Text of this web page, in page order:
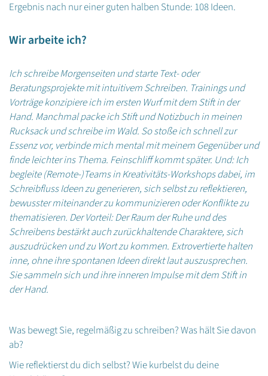
Ergebnis nach nur einer guten halben Stunde: 108 Ideen.
Wir arbeite ich?
Ich schreibe Morgenseiten und starte Text- oder
Beratungsprojekte mit intuitivem Schreiben. Trainings und
Vorträge konzipiere ich im ersten Wurf mit dem Stift in der
Hand. Manchmal packe ich Stift und Notizbuch in meinen
Rucksack und schreibe im Wald. So stoße ich schnell zur
Essenz vor, verbinde mich mental mit meinem Gegenüber und
finde leichter ins Thema. Feinschliff kommt später. Und: Ich
begleite (Remote-)Teams in Kreativitäts-Workshops dabei, im
Schreibfluss Ideen zu generieren, sich selbst zu reflektieren,
bewusster miteinander zu kommunizieren oder Konflikte zu
thematisieren. Der Vorteil: Der Raum der Ruhe und des
Schreibens bestärkt auch zurückhaltende Charaktere, sich
auszudrücken und zu Wort zu kommen. Extrovertierte halten
inne, ohne ihre spontanen Ideen direkt laut auszusprechen.
Sie sammeln sich und ihre inneren Impulse mit dem Stift in
der Hand.
Was bewegt Sie, regelmäßig zu schreiben? Was hält Sie davon
ab?
Wie reflektierst du dich selbst? Wie kurbelst du deine